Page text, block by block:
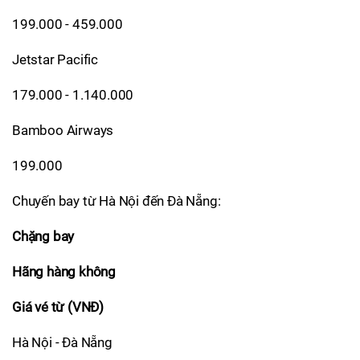
199.000 - 459.000
Jetstar Pacific
179.000 - 1.140.000
Bamboo Airways
199.000
Chuyến bay từ Hà Nội đến Đà Nẵng:
Chặng bay
Hãng hàng không
Giá vé từ (VNĐ)
Hà Nội - Đà Nẵng